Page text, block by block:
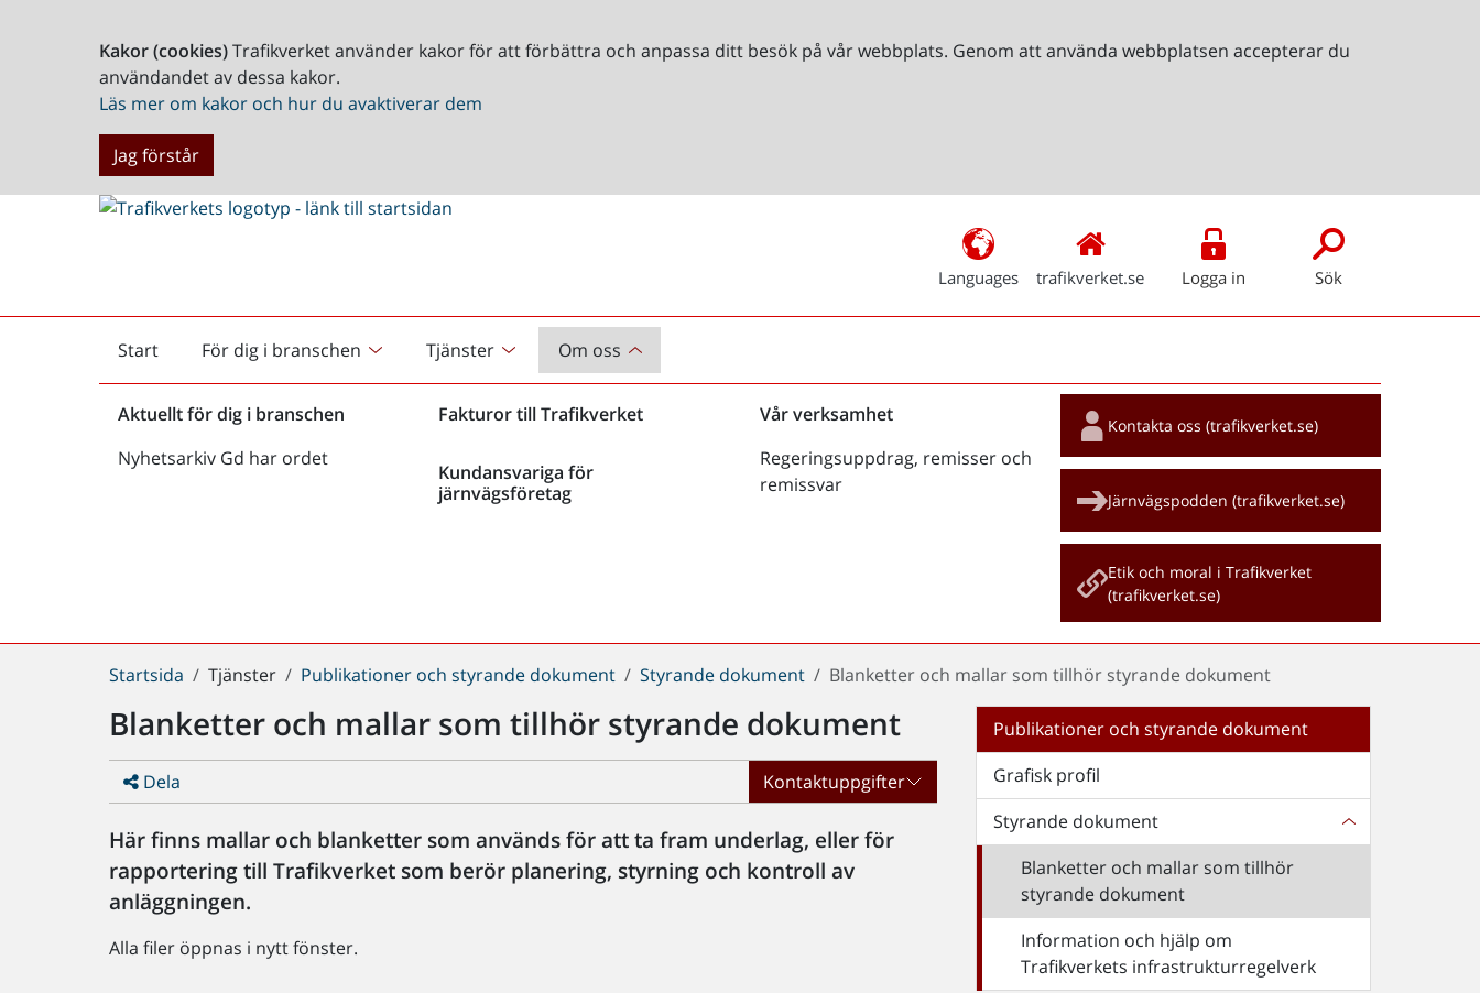
Kakor (cookies)Trafikverket använder kakor för att förbättra och anpassa ditt besök på vår webbplats. Genom att använda webbplatsen accepterar du
användandet av dessa kakor.
Läs mer om kakor och hur du avaktiverar dem
Jag förstår
Languages trafikverket.se Logga in Sök
Start
Startsida För dig i branschen Tjänster Om oss
Aktuellt för dig i branschen
Nyhetsarkiv Gd har ordet
Fakturor till Trafikverket
Kundansvariga för
järnvägsföretag
Vår verksamhet
Regeringsuppdrag, remisser och
remissvar
Snabblänkar
Kontakta oss (trafikverket.se)
Järnvägspodden (trafikverket.se)
Etik och moral i Trafikverket
(trafikverket.se)
Du
här:
Startsida Tjänster Publikationer och styrande dokument Styrande dokument Blanketter och mallar som tillhör styrande dokument
Blanketter och mallar som tillhör styrande dokument
Dela Kontaktuppgifter
Här finns mallar och blanketter som används för att ta fram underlag, eller för
rapportering till Trafikverket som berör planering, styrning och kontroll av
anläggningen.
Alla filer öppnas i nytt fönster.
Publikationer och styrande dokument
Grafisk profil
Styrande dokument
Blanketter och mallar som tillhör
styrande dokument
Information och hjälp om
Trafikverkets infrastrukturregelverk